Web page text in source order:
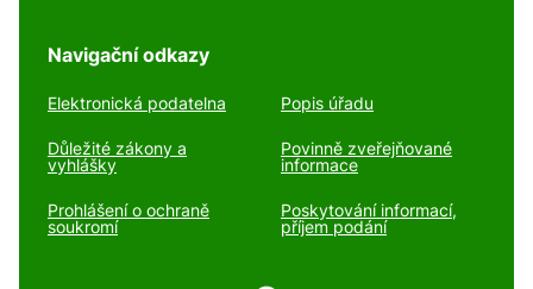
Navigační odkazy
Elektronická podatelna Popis úřadu
Důležité zákony a
vyhlášky
Povinně zveřejňované
informace
Prohlášení o ochraně
soukromí
Poskytování informací,
příjem podání